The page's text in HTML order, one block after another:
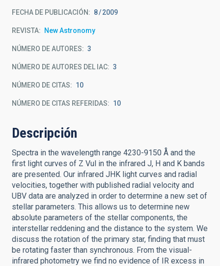
FECHA DE PUBLICACIÓN: 8 2009
REVISTA New Astronomy
NÚMERO DE AUTORES 3
NÚMERO DE AUTORES DEL IAC 3
NÚMERO DE CITAS 10
NÚMERO DE CITAS REFERIDAS 10
Descripción
Spectra in the wavelength range 4230-9150 Å and the
first light curves of Z Vul in the infrared J, H and K bands
are presented. Our infrared JHK light curves and radial
velocities, together with published radial velocity and
UBV data are analyzed in order to determine a new set of
stellar parameters. This allows us to determine new
absolute parameters of the stellar components, the
interstellar reddening and the distance to the system. We
discuss the rotation of the primary star, finding that must
be rotating faster than synchronous. From the visual-
infrared photometry we find no evidence of IR excess in